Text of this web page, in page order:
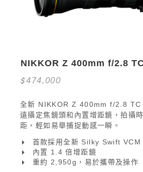
NIKKOR Z 400mm f/2.8
474,000
全新 NIKKOR Z 400mm f/2.8 TC
遠攝定焦鏡頭和內置增距鏡，拍攝
距，輕如易舉捕捉動感一瞬。
首款採用全新 Silky Swift VCM
內置 1.4 倍增距鏡
重約 2,950g，易於攜帶及操作